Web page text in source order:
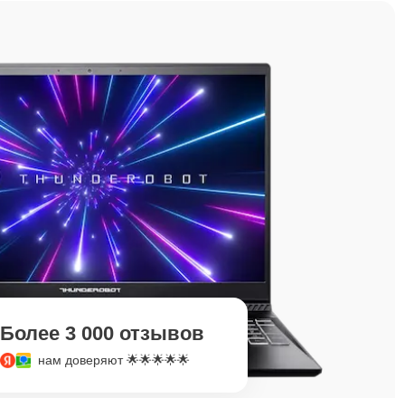
Более 3 000 отзывов
нам доверяют 🌟🌟🌟🌟🌟